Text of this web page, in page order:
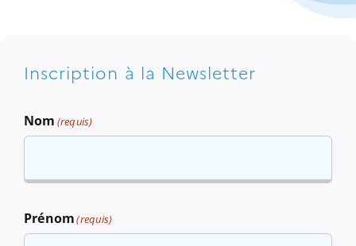
Inscription à la Newsletter
Nom (requis)
Prénom(requis)